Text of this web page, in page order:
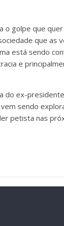
o golpe que
que as
está sendo
e
do ex-
sendo
petista nas